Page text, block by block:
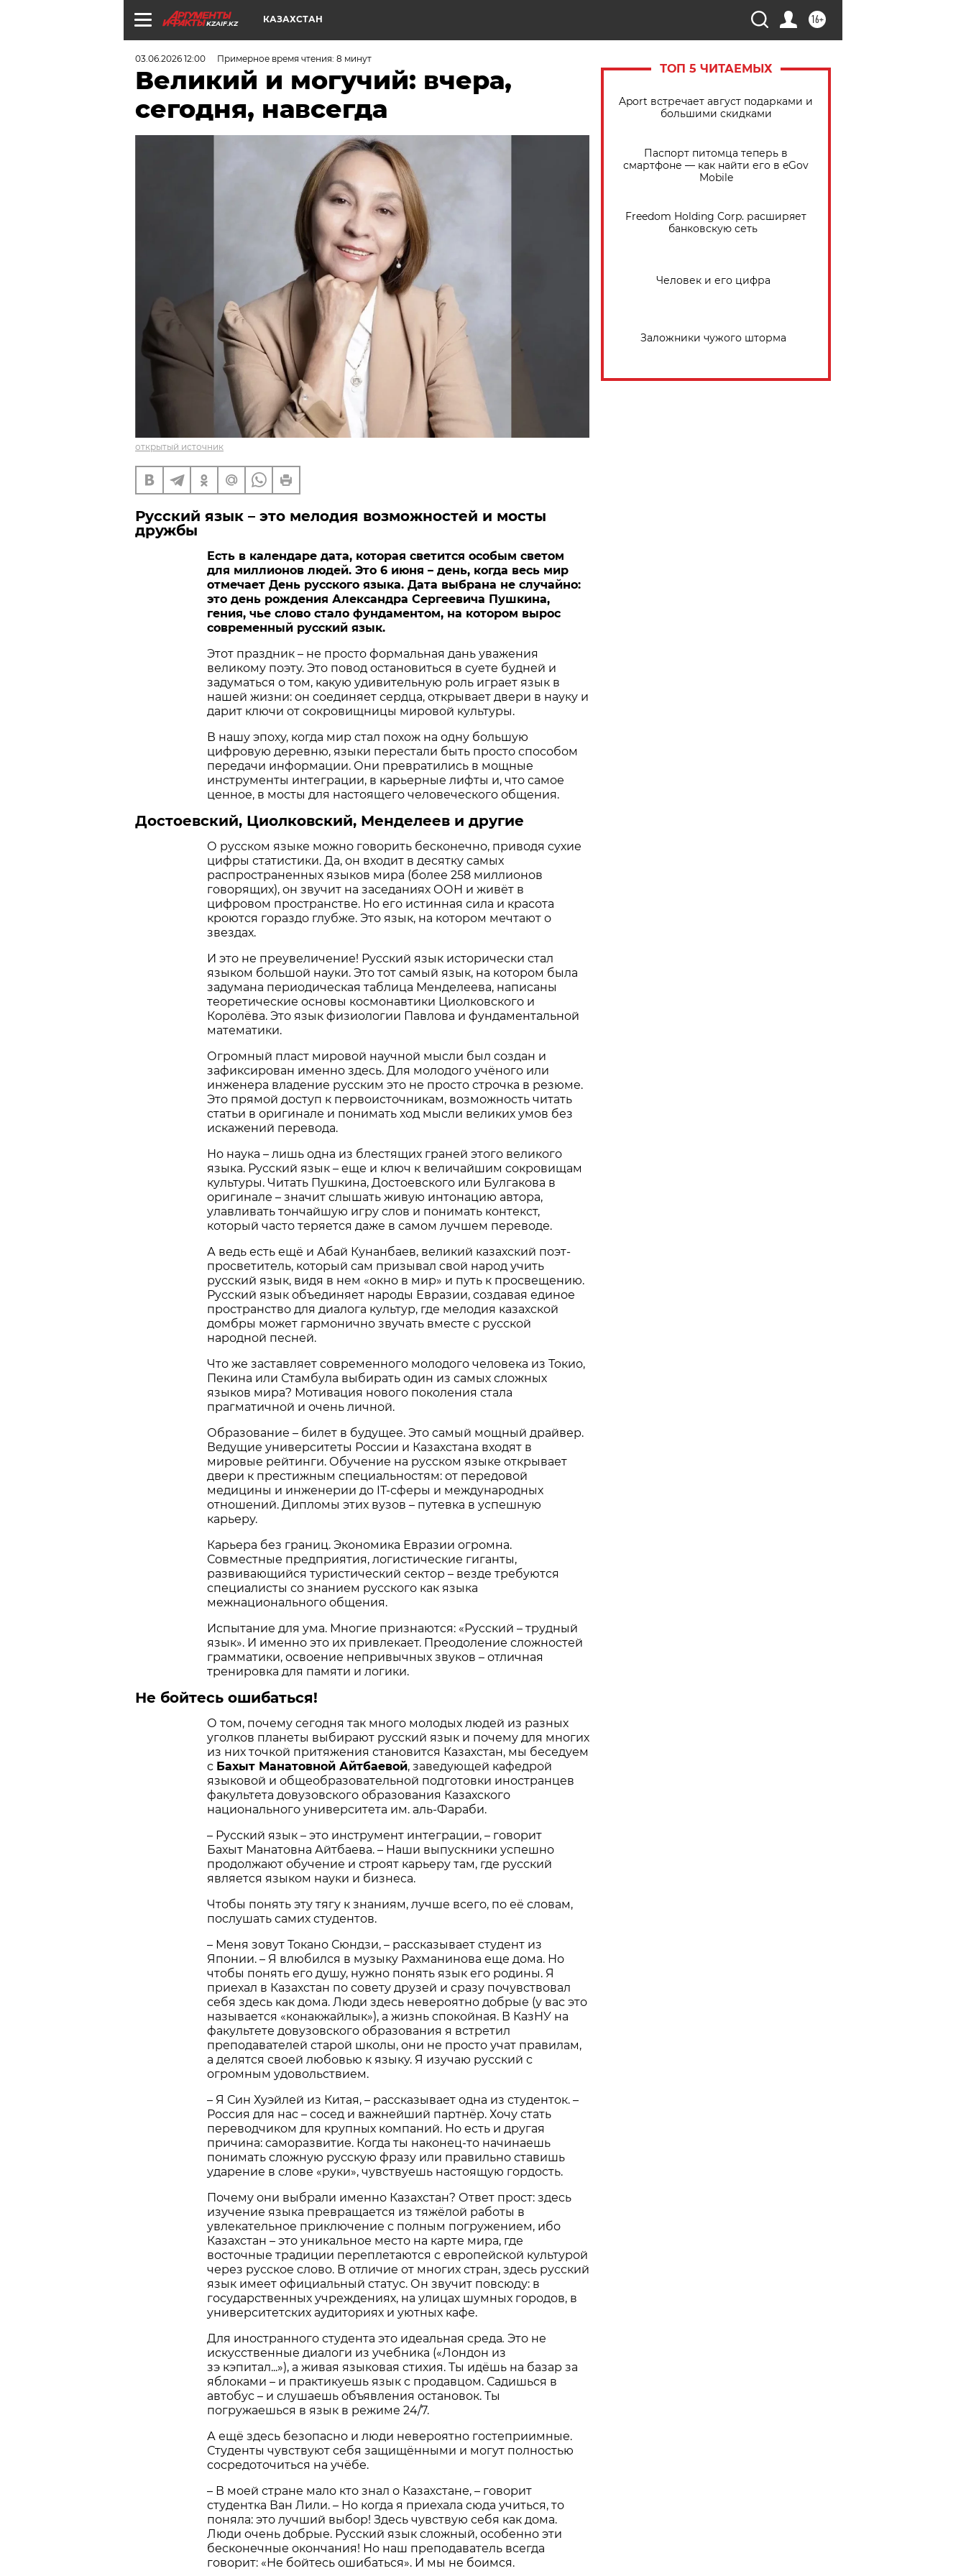
KZAIF.KZ 16+
КАЗАХСТАН
03.06.2026 12:00 Примерное время чтения: 8 минут
Великий и могучий: вчера,
сегодня, навсегда
открытый источник
Русский язык – это мелодия возможностей и мосты
дружбы
Есть в календаре дата, которая светится особым светом
для миллионов людей. Это 6 июня – день, когда весь мир
отмечает День русского языка. Дата выбрана не случайно:
это день рождения Александра Сергеевича Пушкина,
гения, чье слово стало фундаментом, на котором вырос
современный русский язык.
Этот праздник – не просто формальная дань уважения
великому поэту. Это повод остановиться в суете будней и
задуматься о том, какую удивительную роль играет язык в
нашей жизни: он соединяет сердца, открывает двери в науку и
дарит ключи от сокровищницы мировой культуры.
В нашу эпоху, когда мир стал похож на одну большую
цифровую деревню, языки перестали быть просто способом
передачи информации. Они превратились в мощные
инструменты интеграции, в карьерные лифты и, что самое
ценное, в мосты для настоящего человеческого общения.
Достоевский, Циолковский, Менделеев и другие
О русском языке можно говорить бесконечно, приводя сухие
цифры статистики. Да, он входит в десятку самых
распространенных языков мира (более 258 миллионов
говорящих), он звучит на заседаниях ООН и живёт в
цифровом пространстве. Но его истинная сила и красота
кроются гораздо глубже. Это язык, на котором мечтают о
звездах.
И это не преувеличение! Русский язык исторически стал
языком большой науки. Это тот самый язык, на котором была
задумана периодическая таблица Менделеева, написаны
теоретические основы космонавтики Циолковского и
Королёва. Это язык физиологии Павлова и фундаментальной
математики.
Огромный пласт мировой научной мысли был создан и
зафиксирован именно здесь. Для молодого учёного или
инженера владение русским это не просто строчка в резюме.
Это прямой доступ к первоисточникам, возможность читать
статьи в оригинале и понимать ход мысли великих умов без
искажений перевода.
Но наука – лишь одна из блестящих граней этого великого
языка. Русский язык – еще и ключ к величайшим сокровищам
культуры. Читать Пушкина, Достоевского или Булгакова в
оригинале – значит слышать живую интонацию автора,
улавливать тончайшую игру слов и понимать контекст,
который часто теряется даже в самом лучшем переводе.
А ведь есть ещё и Абай Кунанбаев, великий казахский поэт-
просветитель, который сам призывал свой народ учить
русский язык, видя в нем «окно в мир» и путь к просвещению.
Русский язык объединяет народы Евразии, создавая единое
пространство для диалога культур, где мелодия казахской
домбры может гармонично звучать вместе с русской
народной песней.
Что же заставляет современного молодого человека из Токио,
Пекина или Стамбула выбирать один из самых сложных
языков мира? Мотивация нового поколения стала
прагматичной и очень личной.
Образование – билет в будущее. Это самый мощный драйвер.
Ведущие университеты России и Казахстана входят в
мировые рейтинги. Обучение на русском языке открывает
двери к престижным специальностям: от передовой
медицины и инженерии до IT-сферы и международных
отношений. Дипломы этих вузов – путевка в успешную
карьеру.
Карьера без границ. Экономика Евразии огромна.
Совместные предприятия, логистические гиганты,
развивающийся туристический сектор – везде требуются
специалисты со знанием русского как языка
межнационального общения.
Испытание для ума. Многие признаются: «Русский – трудный
язык». И именно это их привлекает. Преодоление сложностей
грамматики, освоение непривычных звуков – отличная
тренировка для памяти и логики.
Не бойтесь ошибаться!
О том, почему сегодня так много молодых людей из разных
уголков планеты выбирают русский язык и почему для многих
из них точкой притяжения становится Казахстан, мы беседуем
с Бахыт Манатовной Айтбаевой, заведующей кафедрой
языковой и общеобразовательной подготовки иностранцев
факультета довузовского образования Казахского
национального университета им. аль-Фараби.
– Русский язык – это инструмент интеграции, – говорит
Бахыт Манатовна Айтбаева. – Наши выпускники успешно
продолжают обучение и строят карьеру там, где русский
является языком науки и бизнеса.
Чтобы понять эту тягу к знаниям, лучше всего, по её словам,
послушать самих студентов.
– Меня зовут Токано Сюндзи, – рассказывает студент из
Японии. – Я влюбился в музыку Рахманинова еще дома. Но
чтобы понять его душу, нужно понять язык его родины. Я
приехал в Казахстан по совету друзей и сразу почувствовал
себя здесь как дома. Люди здесь невероятно добрые (у вас это
называется «конакжайлык»), а жизнь спокойная. В КазНУ на
факультете довузовского образования я встретил
преподавателей старой школы, они не просто учат правилам,
а делятся своей любовью к языку. Я изучаю русский с
огромным удовольствием.
– Я Син Хуэйлей из Китая, – рассказывает одна из студенток. –
Россия для нас – сосед и важнейший партнёр. Хочу стать
переводчиком для крупных компаний. Но есть и другая
причина: саморазвитие. Когда ты наконец-то начинаешь
понимать сложную русскую фразу или правильно ставишь
ударение в слове «руки», чувствуешь настоящую гордость.
Почему они выбрали именно Казахстан? Ответ прост: здесь
изучение языка превращается из тяжёлой работы в
увлекательное приключение с полным погружением, ибо
Казахстан – это уникальное место на карте мира, где
восточные традиции переплетаются с европейской культурой
через русское слово. В отличие от многих стран, здесь русский
язык имеет официальный статус. Он звучит повсюду: в
государственных учреждениях, на улицах шумных городов, в
университетских аудиториях и уютных кафе.
Для иностранного студента это идеальная среда. Это не
искусственные диалоги из учебника («Лондон из
зэ кэпитал...»), а живая языковая стихия. Ты идёшь на базар за
яблоками – и практикуешь язык с продавцом. Садишься в
автобус – и слушаешь объявления остановок. Ты
погружаешься в язык в режиме 24/7.
А ещё здесь безопасно и люди невероятно гостеприимные.
Студенты чувствуют себя защищёнными и могут полностью
сосредоточиться на учёбе.
– В моей стране мало кто знал о Казахстане, – говорит
студентка Ван Лили. – Но когда я приехала сюда учиться, то
поняла: это лучший выбор! Здесь чувствую себя как дома.
Люди очень добрые. Русский язык сложный, особенно эти
бесконечные окончания! Но наш преподаватель всегда
говорит: «Не бойтесь ошибаться». И мы не боимся.
ТОП 5 ЧИТАЕМЫХ
Aport встречает август подарками и
большими скидками
Паспорт питомца теперь в
смартфоне — как найти его в eGov
Mobile
Freedom Holding Corp. расширяет
банковскую сеть
Человек и его цифра
Заложники чужого шторма